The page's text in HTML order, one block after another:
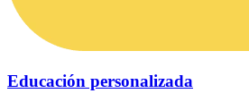
Educación personalizada